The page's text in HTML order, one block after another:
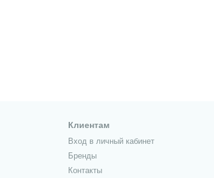
Клиентам
Вход в личный кабинет
Бренды
Контакты